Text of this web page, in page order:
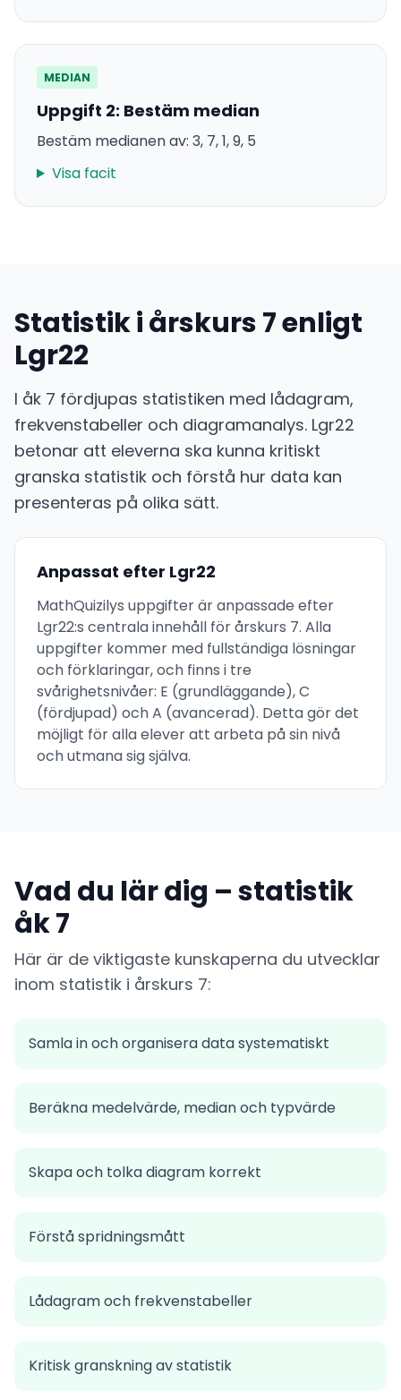
MEDIAN
Uppgift 2: Bestäm median
Bestäm medianen av: 3, 7, 1, 9, 5
Visa facit
Statistik i årskurs 7 enligt
Lgr22
I åk 7 fördjupas statistiken med lådagram,
frekvenstabeller och diagramanalys. Lgr22
betonar att eleverna ska kunna kritiskt
granska statistik och förstå hur data kan
presenteras på olika sätt.
Anpassat efter Lgr22
MathQuizilys uppgifter är anpassade efter
Lgr22:s centrala innehåll för årskurs 7. Alla
uppgifter kommer med fullständiga lösningar
och förklaringar, och finns i tre
svårighetsnivåer: E (grundläggande), C
(fördjupad) och A (avancerad). Detta gör det
möjligt för alla elever att arbeta på sin nivå
och utmana sig själva.
Vad du lär dig – statistik
åk 7
Här är de viktigaste kunskaperna du utvecklar
inom statistik i årskurs 7:
Samla in och organisera data systematiskt
Beräkna medelvärde, median och typvärde
Skapa och tolka diagram korrekt
Förstå spridningsmått
Lådagram och frekvenstabeller
Kritisk granskning av statistik